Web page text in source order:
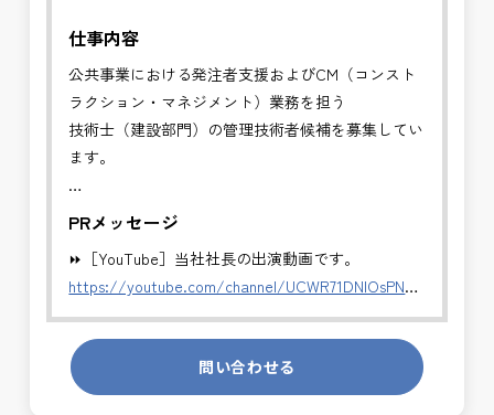
仕事内容
公共事業における発注者支援およびCM（コンスト
ラクション・マネジメント）業務を担う
技術士（建設部門）の管理技術者候補を募集してい
ます。
これまでの発注者支援経験や建設コンサルタント経
で
ご活躍いただけます。
✅CM業務（コンストラクション・マネジメント）
・発注者の立場で、工事全体の管理・統括を行いま
PRメッセージ
⏩［YouTube］当社社長の出演動画です。
https://youtube.com/channel/
発注者側の立場で業務を行う、やりがいのあるお仕
事です。
長期的にお仕事が出来る方を募集しております。
問い合わせる